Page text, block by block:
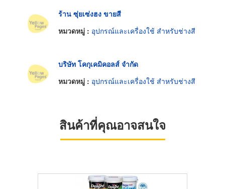
ร้าน ซุ่ยเซ่งฮง ขายสี
หมวดหมู่ : อุปกรณ์และเครื่องใช้ สำหรับช่างสี
บริษัท โคกุเคมิคอลส์ จำกัด
หมวดหมู่ : อุปกรณ์และเครื่องใช้ สำหรับช่างสี
สินค้าที่คุณอาจสนใจ